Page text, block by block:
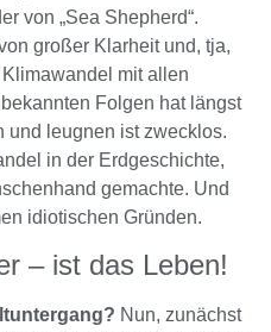
von „Sea Shepherd“.
großer Klarheit und, tja,
mit allen
Folgen hat längst
und leugnen ist zwecklos.
in der Erdgeschichte,
gemachte. Und
idiotischen Gründen.
– ist das Leben!
Nun, zunächst